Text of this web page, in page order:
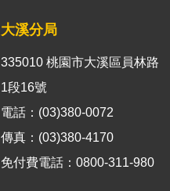
大溪分局
335010 桃園市大溪區員林路
1段16號
電話：(03)380-0072
傳真：(03)380-4170
免付費電話：0800-311-980